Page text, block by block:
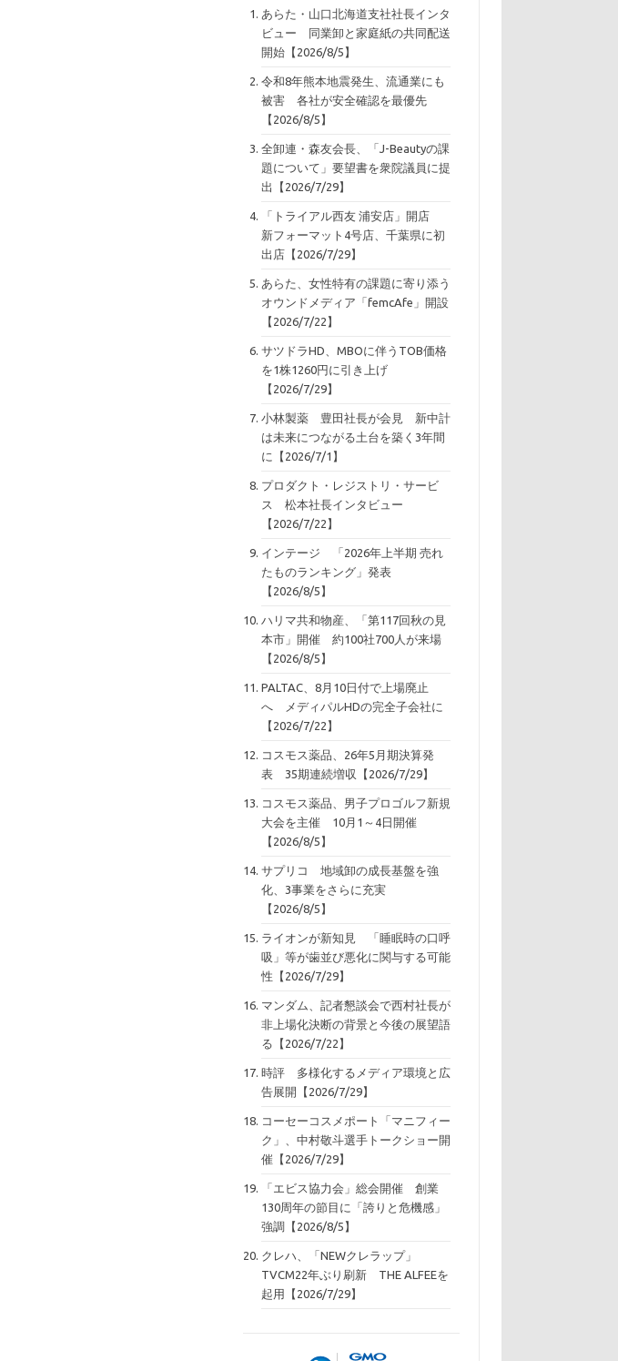
あらた・山口北海道支社社長インタ
ビュー 同業卸と家庭紙の共同配送
開始【2026/8/5】
令和8年熊本地震発生、流通業にも
被害 各社が安全確認を最優先
【2026/8/5】
全卸連・森友会長、「J-Beautyの課
題について」要望書を衆院議員に提
出【2026/7/29】
「トライアル西友 浦安店」開店
新フォーマット4号店、千葉県に初
出店【2026/7/29】
あらた、女性特有の課題に寄り添う
オウンドメディア「femcAfe」開設
【2026/7/22】
サツドラHD、MBOに伴うTOB価格
を1株1260円に引き上げ
【2026/7/29】
小林製薬 豊田社長が会見 新中計
は未来につながる土台を築く3年間
に【2026/7/1】
プロダクト・レジストリ・サービ
ス 松本社長インタビュー
【2026/7/22】
インテージ 「2026年上半期 売れ
たものランキング」発表
【2026/8/5】
ハリマ共和物産、「第117回秋の見
本市」開催 約100社700人が来場
【2026/8/5】
PALTAC、8月10日付で上場廃止
へ メディパルHDの完全子会社に
【2026/7/22】
コスモス薬品、26年5月期決算発
表 35期連続増収【2026/7/29】
コスモス薬品、男子プロゴルフ新規
大会を主催 10月1～4日開催
【2026/8/5】
サプリコ 地域卸の成長基盤を強
化、3事業をさらに充実
【2026/8/5】
ライオンが新知見 「睡眠時の口呼
吸」等が歯並び悪化に関与する可能
性【2026/7/29】
マンダム、記者懇談会で西村社長が
非上場化決断の背景と今後の展望語
る【2026/7/22】
時評 多様化するメディア環境と広
告展開【2026/7/29】
コーセーコスメポート「マニフィー
ク」、中村敬斗選手トークショー開
催【2026/7/29】
「エビス協力会」総会開催 創業
130周年の節目に「誇りと危機感」
強調【2026/8/5】
クレハ、「NEWクレラップ」
TVCM22年ぶり刷新 THE ALFEEを
起用【2026/7/29】